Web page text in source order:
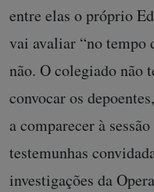
entre elas o próprio
vai avaliar “no tempo
não. O colegiado não
convocar os
a comparecer à
testemunhas
investigações da